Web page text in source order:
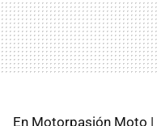
En Motorpasión Moto |